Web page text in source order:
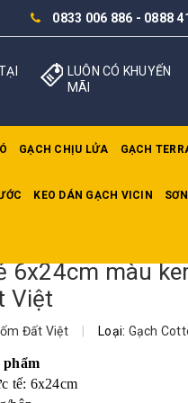
0833 006 886 - 0888
LUÔN CÓ KHUYẾN
MÃI
GẠCH CHỊU LỬA GẠCH
KEO DÁN GẠCH VICIN
6x24cm màu
Việt
Đất Việt Loại: Gạch
phẩm
tế: 6x24cm